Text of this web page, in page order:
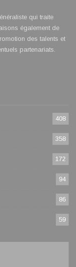
qui traite
également de
des talents et
partenariats.
408
358
172
94
86
59